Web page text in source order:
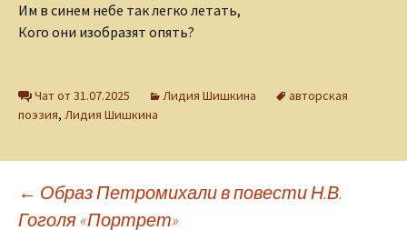
Им в синем небе так легко летать,
Кого они изобразят опять?
Чат от 31.07.2025 Лидия Шишкина
авторская
поэзия, Лидия Шишкина
Навигация
← Образ Петромихали в повести Н.В.
Гоголя «Портрет»